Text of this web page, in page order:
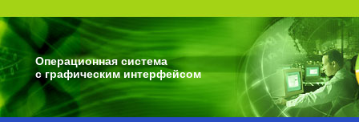
Операционная система
с графическим интерфейсом